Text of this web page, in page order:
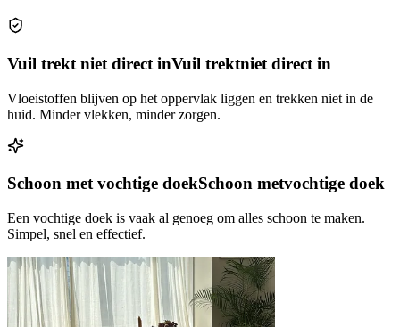
Vuil trekt niet direct inVuil trektniet direct in
Vloeistoffen blijven op het oppervlak liggen en trekken niet in de
huid. Minder vlekken, minder zorgen.
Schoon met vochtige doekSchoon metvochtige doek
Een vochtige doek is vaak al genoeg om alles schoon te maken.
Simpel, snel en effectief.